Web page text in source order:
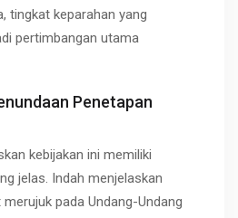
tingkat keparahan yang
pertimbangan utama
Penetapan
kebijakan ini memiliki
jelas. Indah menjelaskan
pada Undang-Undang